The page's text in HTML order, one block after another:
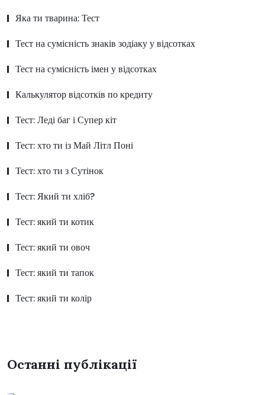
Яка ти тварина: Тест
Тест на сумісність знаків зодіаку у відсотках
Тест на сумісність імен у відсотках
Калькулятор відсотків по кредиту
Тест: Леді баг і Супер кіт
Тест: хто ти із Май Літл Поні
Тест: хто ти з Сутінок
Тест: Який ти хліб?
Тест: який ти котик
Тест: який ти овоч
Тест: який ти тапок
Тест: який ти колір
Останні публікації